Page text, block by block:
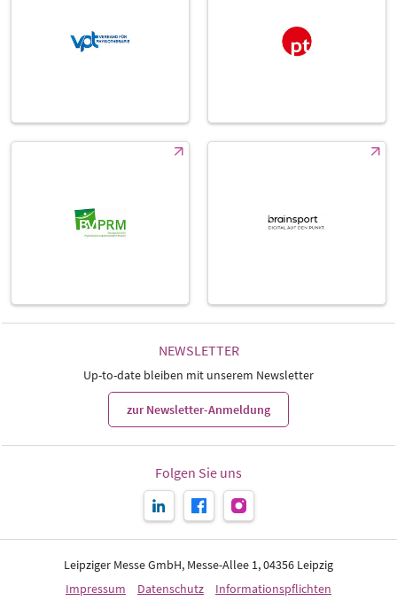
NEWSLETTER
Up-to-date bleiben mit unserem Newsletter
zur Newsletter-Anmeldung
Folgen Sie uns
Leipziger Messe GmbH, Messe-Allee 1, 04356 Leipzig
Impressum
Datenschutz Informationspflichten